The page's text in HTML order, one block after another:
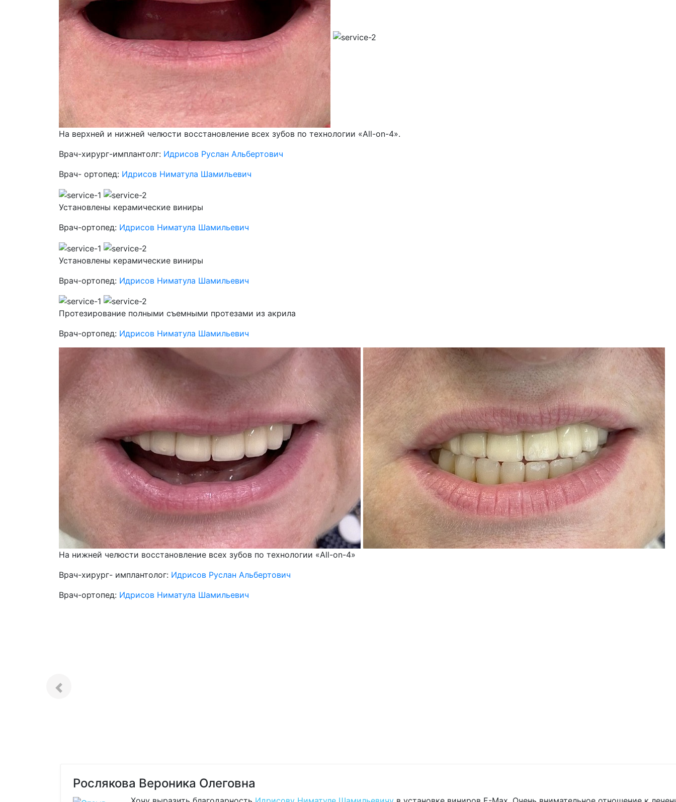
На верхней и нижней челюсти восстановление всех зубов по технологии «All-on-4».
Врач-хирург-имплантолг: Идрисов Руслан Альбертович
Врач- ортопед: Идрисов Ниматула Шамильевич
Установлены керамические виниры
Врач-ортопед: Идрисов Ниматула Шамильевич
Установлены керамические виниры
Врач-ортопед: Идрисов Ниматула Шамильевич
Протезирование полными съемными протезами из акрила
Врач-ортопед: Идрисов Ниматула Шамильевич
На нижней челюсти восстановление всех зубов по технологии «All-on-4»
Врач-хирург- имплантолог: Идрисов Руслан Альбертович
Врач-ортопед: Идрисов Ниматула Шамильевич
Рослякова Вероника Олеговна